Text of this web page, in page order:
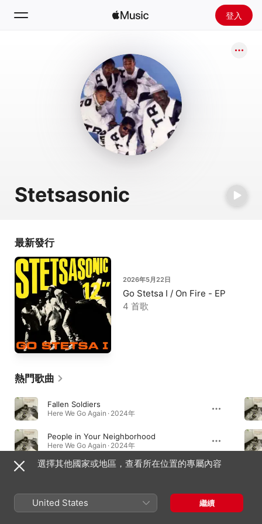
登入
安裝 Apple Music
Stetsasonic
最新發行
2026年5月22日
Go Stetsa I / On Fire - EP
4 首歌
熱門歌曲
Fallen Soldiers
Here We Go Again · 2024年
People in Your Neighborhood
Here We Go Again · 2024年
Stetsa Anniversary
選擇其他國家或地區，查看所在位置的專屬內容
United States 繼續